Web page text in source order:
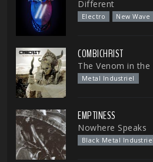
Different
Electro New Wave
COMBICHRIST
The Venom in
Metal Industriel
EMPTINESS
Nowhere Speaks
Black Metal Industriel